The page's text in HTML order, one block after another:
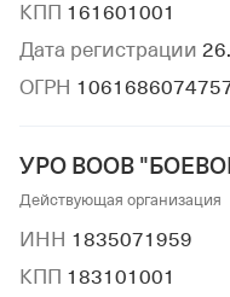
КПП 161601001
Дата регистрации
ОГРН
УРО ВООВ
Действующая организация
ИНН 1835071959
КПП 183101001